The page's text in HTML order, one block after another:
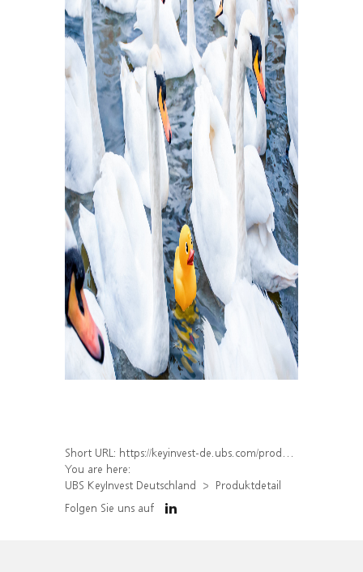
Short URL: https://keyinvest-de.ubs.com/produkt/detail/index/isin/DE000WA28TJ1
You are here:
UBS KeyInvest Deutschland
Produktdetail
Folgen Sie uns auf